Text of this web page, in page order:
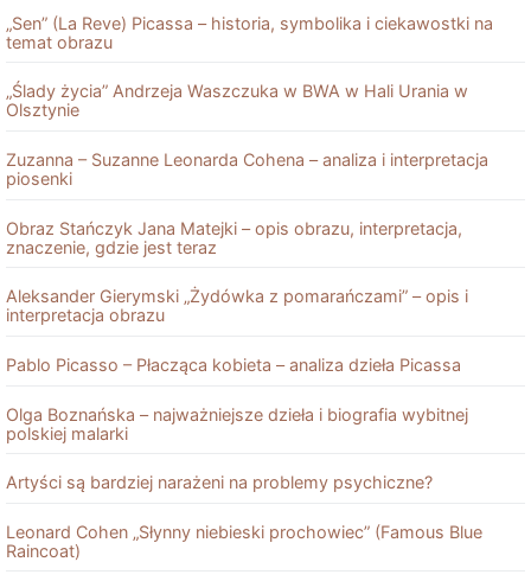
„Sen” (La Reve) Picassa – historia, symbolika i ciekawostki na
temat obrazu
„Ślady życia” Andrzeja Waszczuka w BWA w Hali Urania w
Olsztynie
Zuzanna – Suzanne Leonarda Cohena – analiza i interpretacja
piosenki
Obraz Stańczyk Jana Matejki – opis obrazu, interpretacja,
znaczenie, gdzie jest teraz
Aleksander Gierymski „Żydówka z pomarańczami” – opis i
interpretacja obrazu
Pablo Picasso – Płacząca kobieta – analiza dzieła Picassa
Olga Boznańska – najważniejsze dzieła i biografia wybitnej
polskiej malarki
Artyści są bardziej narażeni na problemy psychiczne?
Leonard Cohen „Słynny niebieski prochowiec” (Famous Blue
Raincoat)